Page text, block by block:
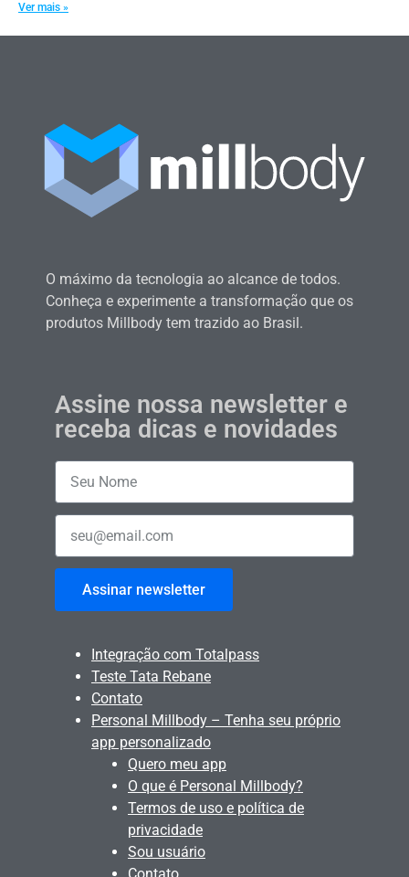
Ver mais »
O máximo da tecnologia ao alcance de todos.
Conheça e experimente a transformação que os
produtos Millbody tem trazido ao Brasil.
Assine nossa newsletter e
receba dicas e novidades
Assinar newsletter
Integração com Totalpass
Teste Tata Rebane
Contato
Personal Millbody – Tenha seu próprio
app personalizado
Quero meu app
O que é Personal Millbody?
Termos de uso e política de
privacidade
Sou usuário